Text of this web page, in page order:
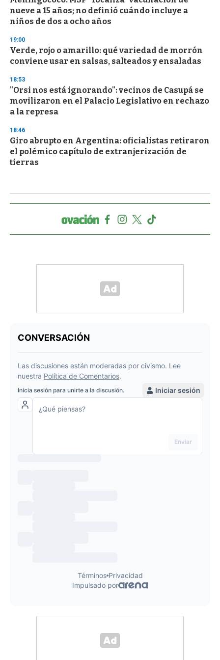
nueve a 15 años; no definió cuándo incluye a
niños de dos a ocho años
19:00
Verde, rojo o amarillo: qué variedad de morrón
conviene usar en salsas, salteados y ensaladas
18:53
"Orsi nos está ignorando": vecinos de Casupá se
movilizaron en el Palacio Legislativo en rechazo
a la represa
18:46
Giro abrupto en Argentina: oficialistas retiraron
el polémico capítulo de extranjerización de
tierras